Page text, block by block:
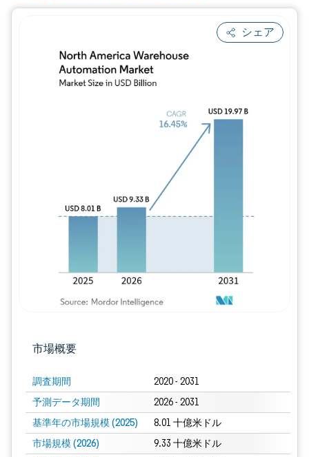
シェア
市場概要
調査期間 2020 - 2031
予測データ期間 2026 - 2031
基準年の市場規模 (2025) 8.01 十億米ドル
市場規模 (2026) 9.33 十億米ドル
画像 © Mordor Intelligence。再利用には